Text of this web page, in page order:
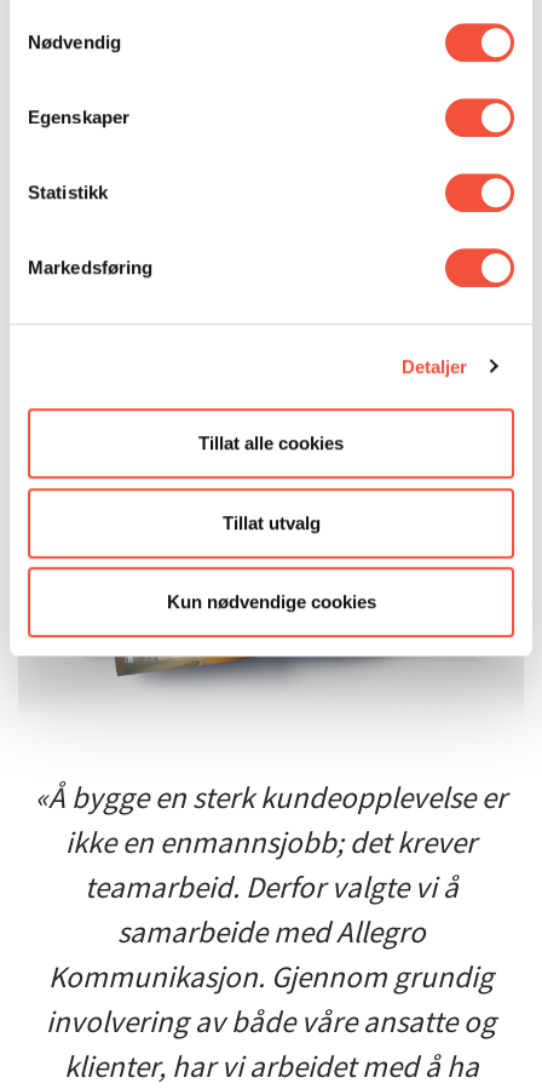
Nødvendig
Egenskaper
Statistikk
Markedsføring
Detaljer
Tillat alle cookies
Tillat utvalg
Kun nødvendige cookies
«Å bygge en sterk kundeopplevelse er
ikke en enmannsjobb; det krever
teamarbeid. Derfor valgte vi å
samarbeide med Allegro
Kommunikasjon. Gjennom grundig
involvering av både våre ansatte og
klienter, har vi arbeidet med å ha